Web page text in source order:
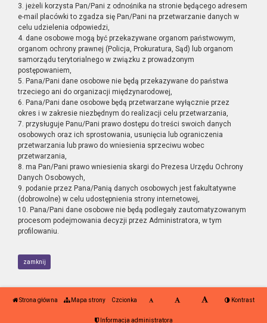
3. jeżeli korzysta Pan/Pani z odnośnika na stronie będącego adresem
e-mail placówki to zgadza się Pan/Pani na przetwarzanie danych w
celu udzielenia odpowiedzi,
4. dane osobowe mogą być przekazywane organom państwowym,
organom ochrony prawnej (Policja, Prokuratura, Sąd) lub organom
samorządu terytorialnego w związku z prowadzonym
postępowaniem,
5. Pana/Pani dane osobowe nie będą przekazywane do państwa
trzeciego ani do organizacji międzynarodowej,
6. Pana/Pani dane osobowe będą przetwarzane wyłącznie przez
okres i w zakresie niezbędnym do realizacji celu przetwarzania,
7. przysługuje Panu/Pani prawo dostępu do treści swoich danych
osobowych oraz ich sprostowania, usunięcia lub ograniczenia
przetwarzania lub prawo do wniesienia sprzeciwu wobec
przetwarzania,
8. ma Pan/Pani prawo wniesienia skargi do Prezesa Urzędu Ochrony
Danych Osobowych,
9. podanie przez Pana/Panią danych osobowych jest fakultatywne
(dobrowolne) w celu udostępnienia strony internetowej,
10. Pana/Pani dane osobowe nie będą podlegały zautomatyzowanym
procesom podejmowania decyzji przez Administratora, w tym
profilowaniu.
zamknij
Strona główna Mapa strony Czcionka Kontrast
Informacja administratora